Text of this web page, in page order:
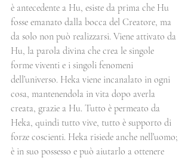
è antecedente a Hu, esiste da prima che Hu
fosse emanato dalla bocca del Creatore, ma
da solo non può realizzarsi. Viene attivato da
Hu, la parola divina che crea le singole
forme viventi e i singoli fenomeni
dell’universo. Heka viene incanalato in ogni
cosa, mantenendola in vita dopo averla
creata, grazie a Hu. Tutto è permeato da
Heka, quindi tutto vive, tutto è supporto di
forze coscienti. Heka risiede anche nell’uomo;
è in suo possesso e può aiutarlo a ottenere